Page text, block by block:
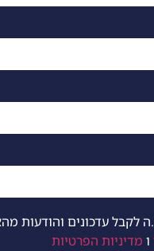
לקבל עדכונים והודעות
ו מדיניות הפרטיות